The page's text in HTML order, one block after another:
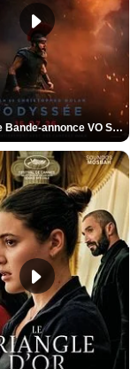
L'Odyssée Bande-annonce VO STFR